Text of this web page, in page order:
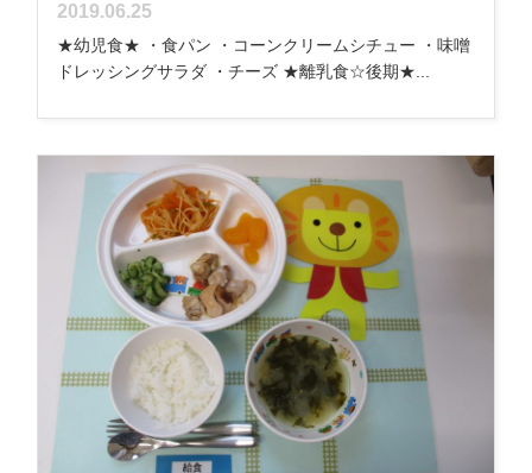
2019.06.25
★幼児食★ ・食パン ・コーンクリームシチュー ・味噌
ドレッシングサラダ ・チーズ ★離乳食☆後期★...